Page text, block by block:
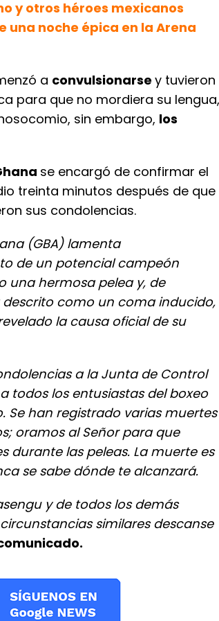
y otros héroes mexicanos
una noche épica en la Arena
a convulsionarse y tuvieron
para que no mordiera su lengua,
sin embargo, los
se encargó de confirmar el
treinta minutos después de que
sus condolencias.
(GBA) lamenta
de un potencial campeón
una hermosa pelea y, de
como un coma inducido,
la causa oficial de su
a la Junta de Control
todos los entusiastas del boxeo
Se han registrado varias muertes
oramos al Señor para que
durante las peleas. La muerte es
se sabe dónde te alcanzará.
y de todos los demás
similares descanse